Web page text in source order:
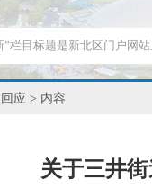
应 > 内容
关于三井